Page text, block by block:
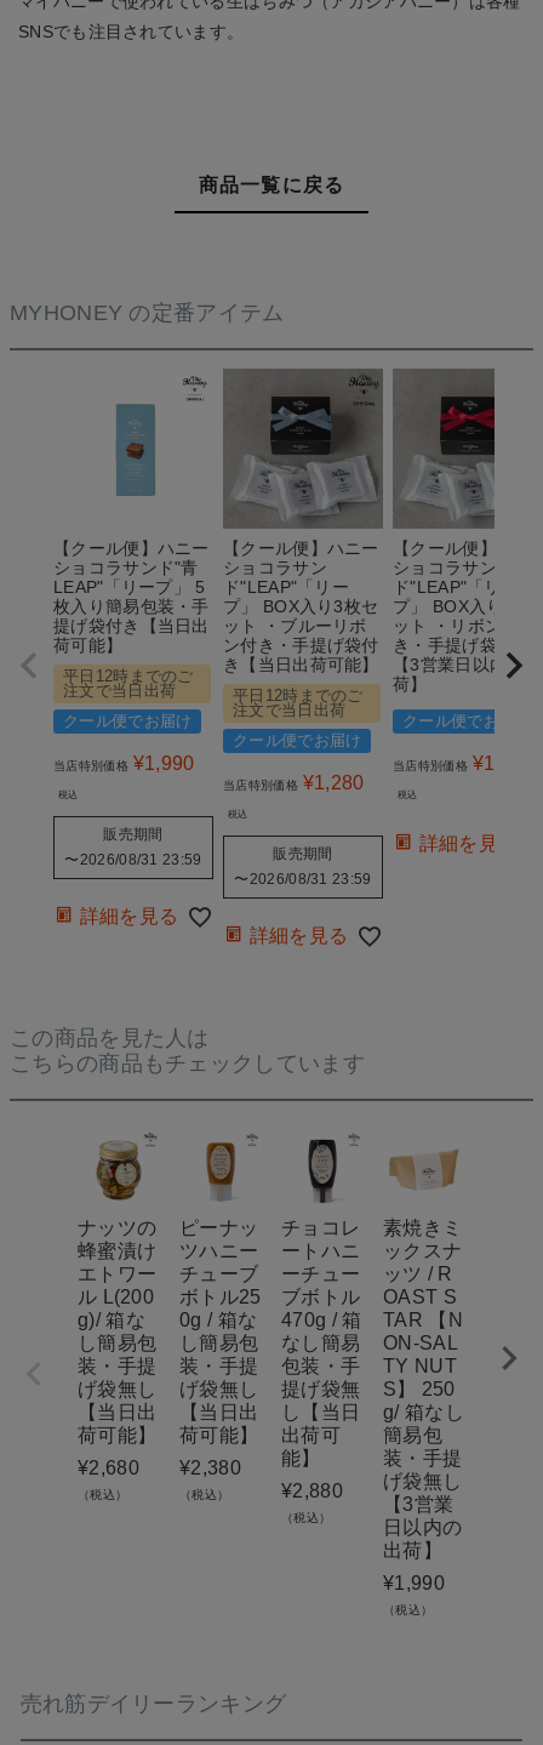
SNSでも注目されています。
商品一覧に戻る
MYHONEY の定番アイテム
【クール便】ハニー
ショコラサンド"青
LEAP"「リープ」 5
枚入り簡易包装・手
提げ袋付き【当日出
荷可能】
平日12時までのご
注文で当日出荷
クール便でお届け
当店特別価格 ¥1,990
税込
販売期間
〜2026/08/31 23:59
詳細を見る
【クール便】ハニー
ショコラサン
ド"LEAP"「リー
プ」 BOX入り3枚セ
ット ・ブルーリボ
ン付き・手提げ袋付
き【当日出荷可能】
平日12時までのご
注文で当日出荷
クール便でお届け
当店特別価格 ¥1,280
税込
販売期間
〜2026/08/31 23:59
詳細を見る
【クール便】ハニ
ショコラサン
ド"LEAP"「リー
プ」 BOX入り3枚
ット ・リボン付
き・手提げ袋付き
【3営業日以内の出
荷】
クール便でお届け
当店特別価格 ¥1,280
税込
詳細を見る
この商品を見た人は
こちらの商品もチェックしています
ナッツの
蜂蜜漬け
エトワー
ル L(200
g)/ 箱な
し簡易包
装・手提
げ袋無し
【当日出
荷可能】
¥2,680
（税込）
ピーナッ
ツハニー
チューブ
ボトル25
0g / 箱な
し簡易包
装・手提
げ袋無し
【当日出
荷可能】
¥2,380
（税込）
チョコレ
ートハニ
ーチュー
ブボトル
470g / 箱
なし簡易
包装・手
提げ袋無
し【当日
出荷可
能】
¥2,880
（税込）
素焼きミ
ックスナ
ッツ / R
OAST S
TAR 【N
ON-SAL
TY NUT
S】 250
g/ 箱なし
簡易包
装・手提
げ袋無し
【3営業
日以内の
出荷】
¥1,990
（税込）
手提
無し
売れ筋デイリーランキング